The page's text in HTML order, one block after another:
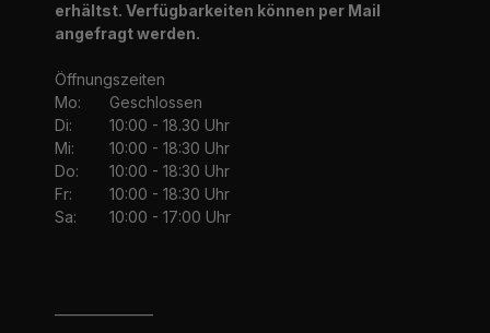
erhältst. Verfügbarkeiten können per Mail
angefragt werden.
Öffnungszeiten
Mo:
Geschlossen
Di:
10:00 - 18.30 Uhr
Mi:
10:00 - 18:30 Uhr
Do:
10:00 - 18:30 Uhr
Fr:
10:00 - 18:30 Uhr
Sa:
10:00 - 17:00 Uhr